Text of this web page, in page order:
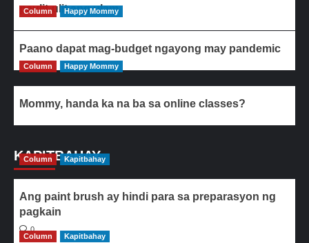
paulit-ulit ang ulam
Column Happy Mommy
Paano dapat mag-budget ngayong may pandemic
Column Happy Mommy
Mommy, handa ka na ba sa online classes?
KAPITBAHAY
Column Kapitbahay
Ang paint brush ay hindi para sa preparasyon ng
pagkain
0
Column
Kapitbahay